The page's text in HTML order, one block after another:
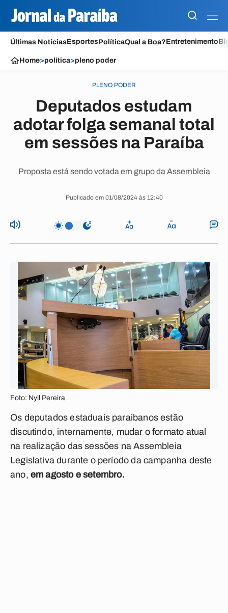
Últimas NotíciasEsportesPolíticaQual a Boa?Entretenimento
Home>política>pleno poder
PLENO PODER
Deputados estudam
adotar folga semanal total
em sessões na Paraíba
Proposta está sendo votada em grupo da Assembleia
Publicado em 01/08/2024 às 12:40
Foto: Nyll Pereira
Os deputados estaduais paraibanos estão
discutindo, internamente, mudar o formato atual
na realização das sessões na Assembleia
Legislativa durante o período da campanha deste
ano, em agosto e setembro.